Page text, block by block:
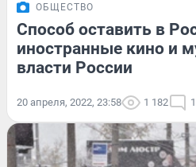
ОБЩЕСТВО
Способ оставить в
иностранные кино и
власти России
20 апреля, 2022, 23:58 1 182 1